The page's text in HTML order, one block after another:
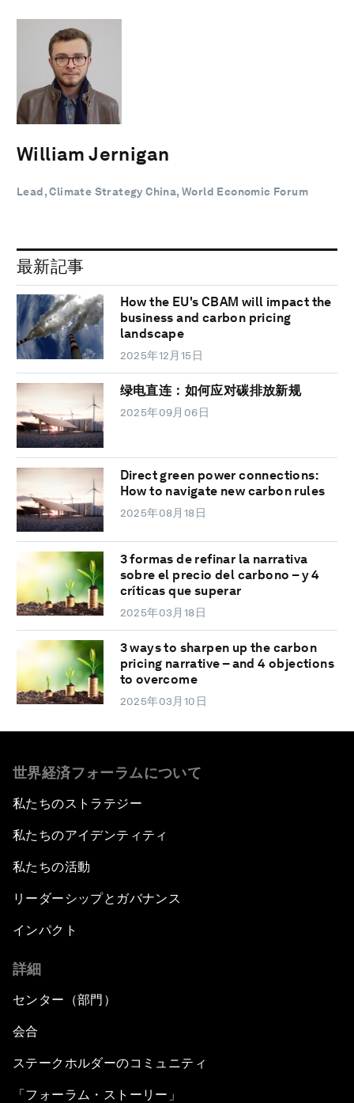
William Jernigan
Lead, Climate Strategy China, World Economic Forum
最新記事
How the EU's CBAM will impact the
business and carbon pricing
landscape
2025年12月15日
绿电直连：如何应对碳排放新规
2025年09月06日
Direct green power connections:
How to navigate new carbon rules
2025年08月18日
3 formas de refinar la narrativa
sobre el precio del carbono – y 4
críticas que superar
2025年03月18日
3 ways to sharpen up the carbon
pricing narrative – and 4 objections
to overcome
2025年03月10日
世界経済フォーラムについて
私たちのストラテジー
私たちのアイデンティティ
私たちの活動
リーダーシップとガバナンス
インパクト
詳細
センター（部門）
会合
ステークホルダーのコミュニティ
「フォーラム・ストーリー」